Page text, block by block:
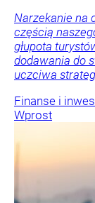
Narzekanie na
częścią
głupota
dodawania do
uczciwa
Finanse i
Wprost